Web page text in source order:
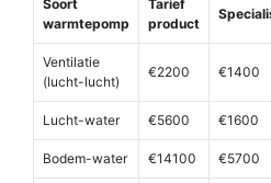
Soort
warmtepomp
Tarief
product
Ventilatie
(lucht-lucht)
€2200 €1400
Lucht-water €5600 €1600
Bodem-water €14100 €5700